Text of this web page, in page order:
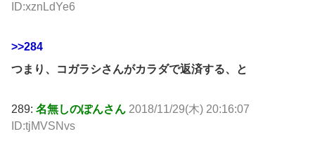
ID:xznLdYe6
>>284
つまり、コガラシさんがカラダで返済する、と
289: 名無しのぽんさん 2018/11/29(木) 20:16:07
ID:tjMVSNvs